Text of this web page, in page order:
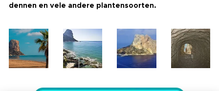
dennen en vele andere plantensoorten.